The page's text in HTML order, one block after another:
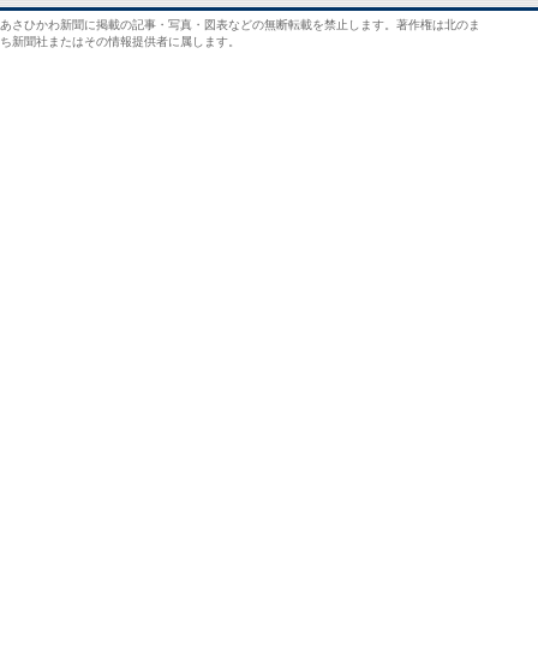
あさひかわ新聞に掲載の記事・写真・図表などの無断転載を禁止します。著作権は北のま
ち新聞社またはその情報提供者に属します。